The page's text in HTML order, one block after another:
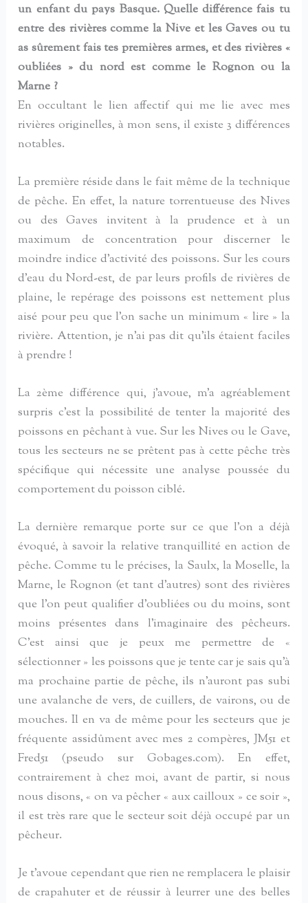
un enfant du pays Basque. Quelle différence fais tu
entre des rivières comme la Nive et les Gaves ou tu
as sûrement fais tes premières armes, et des rivières «
oubliées » du nord est comme le Rognon ou la
Marne ?
En occultant le lien affectif qui me lie avec mes
rivières originelles, à mon sens, il existe 3 différences
notables.
La première réside dans le fait même de la technique
de pêche. En effet, la nature torrentueuse des Nives
ou des Gaves invitent à la prudence et à un
maximum de concentration pour discerner le
moindre indice d’activité des poissons. Sur les cours
d’eau du Nord-est, de par leurs profils de rivières de
plaine, le repérage des poissons est nettement plus
aisé pour peu que l’on sache un minimum « lire » la
rivière. Attention, je n’ai pas dit qu’ils étaient faciles
à prendre !
La 2ème différence qui, j’avoue, m’a agréablement
surpris c’est la possibilité de tenter la majorité des
poissons en pêchant à vue. Sur les Nives ou le Gave,
tous les secteurs ne se prêtent pas à cette pêche très
spécifique qui nécessite une analyse poussée du
comportement du poisson ciblé.
La dernière remarque porte sur ce que l’on a déjà
évoqué, à savoir la relative tranquillité en action de
pêche. Comme tu le précises, la Saulx, la Moselle, la
Marne, le Rognon (et tant d’autres) sont des rivières
que l’on peut qualifier d’oubliées ou du moins, sont
moins présentes dans l’imaginaire des pêcheurs.
C’est ainsi que je peux me permettre de «
sélectionner » les poissons que je tente car je sais qu’à
ma prochaine partie de pêche, ils n’auront pas subi
une avalanche de vers, de cuillers, de vairons, ou de
mouches. Il en va de même pour les secteurs que je
fréquente assidûment avec mes 2 compères, JM51 et
Fred51 (pseudo sur Gobages.com). En effet,
contrairement à chez moi, avant de partir, si nous
nous disons, « on va pêcher « aux cailloux » ce soir »,
il est très rare que le secteur soit déjà occupé par un
pêcheur.
Je t’avoue cependant que rien ne remplacera le plaisir
de crapahuter et de réussir à leurrer une des belles